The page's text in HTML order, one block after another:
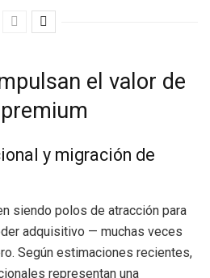
el valor de
y migración de
siendo polos de atracción para
adquisitivo — muchas veces
Según estimaciones recientes,
representan una